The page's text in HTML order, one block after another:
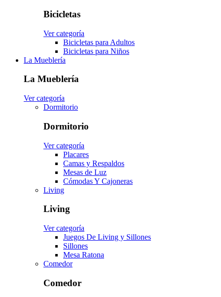
Bicicletas
Ver categoría
Bicicletas para Adultos
Bicicletas para Niños
La Mueblería
La Mueblería
Ver categoría
Dormitorio
Dormitorio
Ver categoría
Placares
Camas y Respaldos
Mesas de Luz
Cómodas Y Cajoneras
Living
Living
Ver categoría
Juegos De Living y Sillones
Sillones
Mesa Ratona
Comedor
Comedor